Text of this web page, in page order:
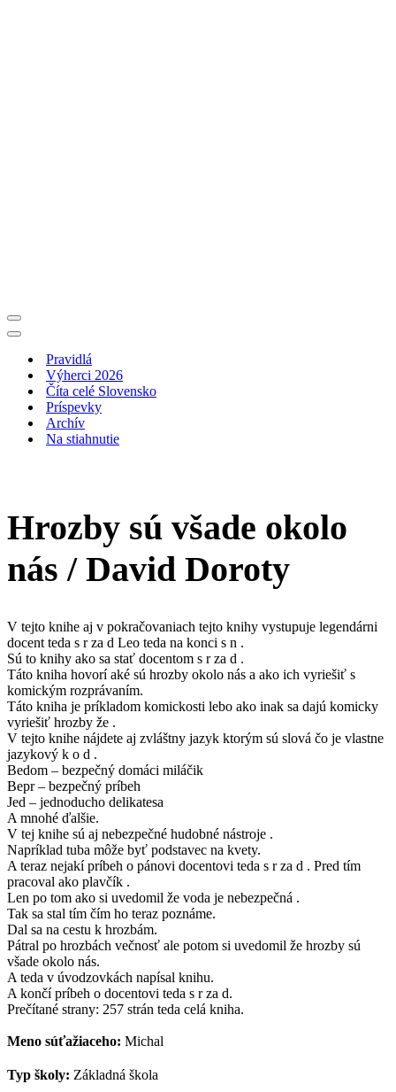
Menu
navigácie
Menu
navigáciePravidlá
Výherci 2026
Číta celé Slovensko
Príspevky
Archív
Na stiahnutie
Hrozby sú všade okolo
nás / David Doroty
V tejto knihe aj v pokračovaniach tejto knihy vystupuje legendárni
docent teda s r za d Leo teda na konci s n .
Sú to knihy ako sa stať docentom s r za d .
Táto kniha hovorí aké sú hrozby okolo nás a ako ich vyriešiť s
komickým rozprávaním.
Táto kniha je príkladom komickosti lebo ako inak sa dajú komicky
vyriešiť hrozby že .
V tejto knihe nájdete aj zvláštny jazyk ktorým sú slová čo je vlastne
jazykový k o d .
Bedom – bezpečný domáci miláčik
Bepr – bezpečný príbeh
Jed – jednoducho delikatesa
A mnohé ďalšie.
V tej knihe sú aj nebezpečné hudobné nástroje .
Napríklad tuba môže byť podstavec na kvety.
A teraz nejakí príbeh o pánovi docentovi teda s r za d . Pred tím
pracoval ako plavčík .
Len po tom ako si uvedomil že voda je nebezpečná .
Tak sa stal tím čím ho teraz poznáme.
Dal sa na cestu k hrozbám.
Pátral po hrozbách večnosť ale potom si uvedomil že hrozby sú
všade okolo nás.
A teda v úvodzovkách napísal knihu.
A končí príbeh o docentovi teda s r za d.
Prečítané strany: 257 strán teda celá kniha.
Meno súťažiaceho: Michal
Typ školy: Základná škola